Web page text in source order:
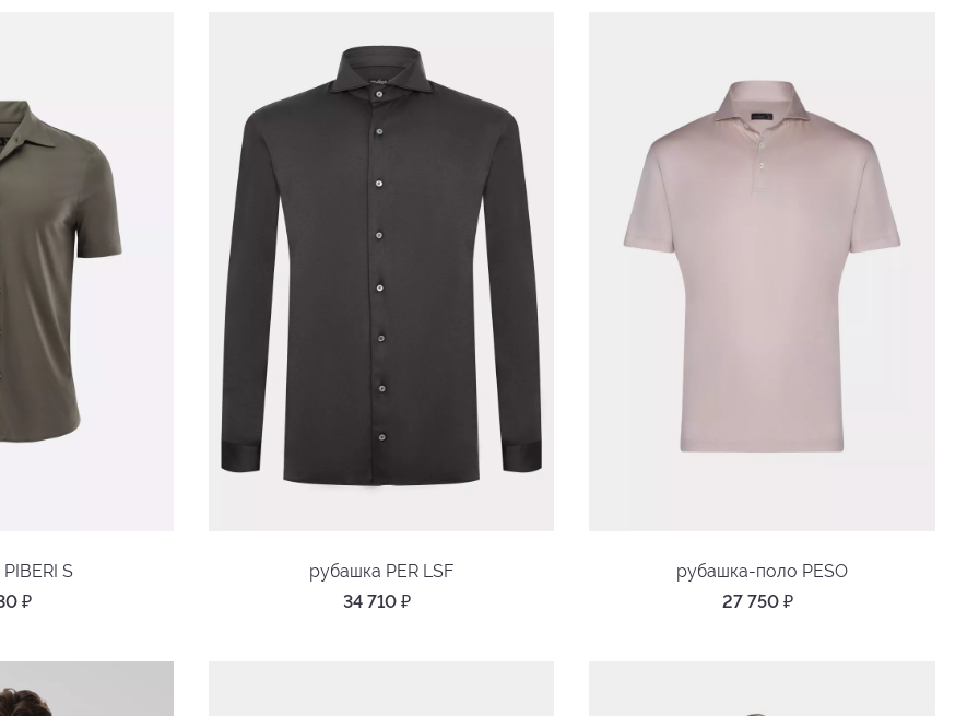
S
₽
рубашка PER LSF
34 710 ₽
рубашка-поло PESO
27 750₽